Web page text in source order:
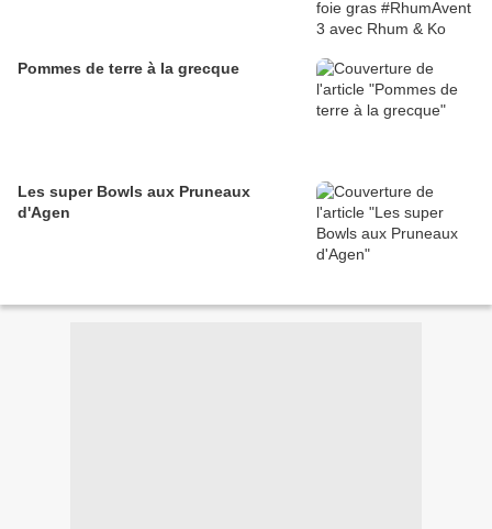
Pommes de terre à la grecque
Les super Bowls aux Pruneaux
d'Agen